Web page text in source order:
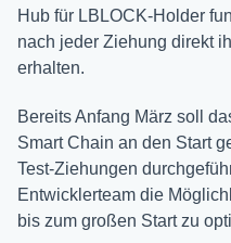
Hub für LBLOCK-Holder
nach jeder Ziehung direkt
erhalten.
Bereits Anfang März soll
Smart Chain an den Start
Test-Ziehungen
Entwicklerteam die
bis zum großen Start zu